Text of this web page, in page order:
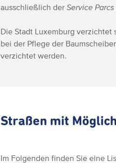
ausschließlich derService Parcs
Die Stadt Luxemburg verzichtet
bei der Pflege der
verzichtet werden.
Straßen mit
Im Folgenden finden Sie eine